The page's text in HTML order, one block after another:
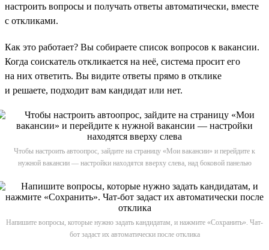
настроить вопросы и получать ответы автоматически, вместе
с откликами.
Как это работает? Вы собираете список вопросов к вакансии.
Когда соискатель откликается на неё, система просит его
на них ответить. Вы видите ответы прямо в отклике
и решаете, подходит вам кандидат или нет.
Чтобы настроить автоопрос, зайдите на страницу «Мои вакансии» и перейдите к
нужной вакансии — настройки находятся вверху слева, над боковой панелью
Напишите вопросы, которые нужно задать кандидатам, и нажмите «Сохранить». Чат-
бот задаст их автоматически после отклика